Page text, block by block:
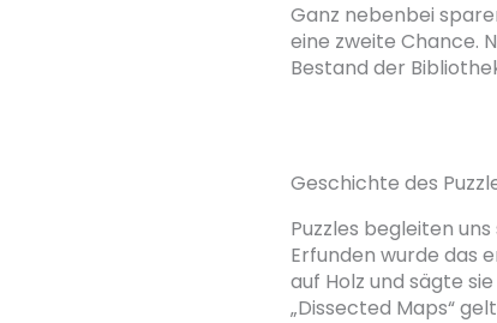
Ganz nebenbei
eine zweite Chance.
Bestand der
Geschichte des
Puzzles begleiten
Erfunden wurde das
auf Holz und sägte
„Dissected Maps“